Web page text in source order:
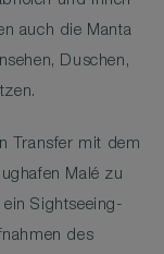
auch die Manta
Duschen,
Transfer mit dem
Malé zu
Sightseeing-
des